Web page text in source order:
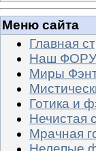
Меню сайта
Главная
Наш
Миры
Готика и
Нечистая
Мрачная